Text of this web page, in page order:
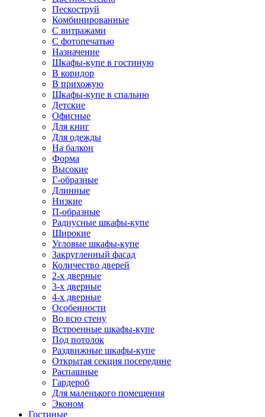
Пескоструй
Комбинированные
С витражами
С фотопечатью
Назначение
Шкафы-купе в гостиную
В коридор
В прихожую
Шкафы-купе в спальню
Детские
Офисные
Для книг
Для одежды
На балкон
Форма
Высокие
Г-образные
Длинные
Низкие
П-образные
Радиусные шкафы-купе
Широкие
Угловые шкафы-купе
Закругленный фасад
Количество дверей
2-х дверные
3-х дверные
4-х дверные
Особенности
Во всю стену
Встроенные шкафы-купе
Под потолок
Раздвижные шкафы-купе
Открытая секция посередине
Распашные
Гардероб
Для маленького помещения
Эконом
Гостиные